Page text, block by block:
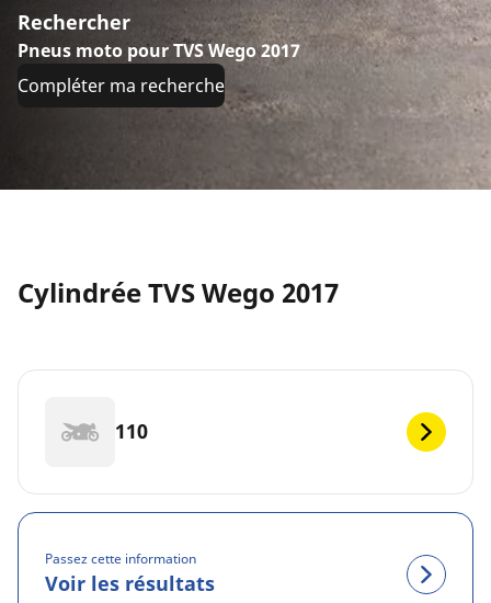
Rechercher
Pneus moto pour TVS Wego 2017
Compléter ma recherche
Cylindrée TVS Wego 2017
110
Passez cette information
Voir les résultats